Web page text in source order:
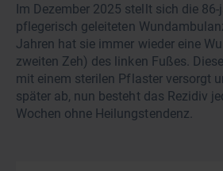
Im Dezember 2025 stellt sich die
pflegerisch geleiteten
Jahren hat sie immer wieder eine
zweiten Zeh) des linken Fußes.
mit einem sterilen Pflaster versorgt
später ab, nun besteht das Rezidiv
Wochen ohne Heilungstendenz.